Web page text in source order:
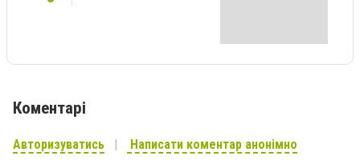
Коментарі
Авторизуватись Написати коментар анонімно